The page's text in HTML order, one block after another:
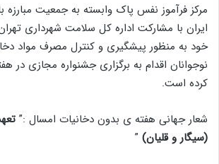
مرکز فرآموز نفس پاک وابسته به جمعیت مبارزه
ایران با مشارکت اداره کل سلامت شهرداری
خود به منظور پیشگیری و کنترل مصرف مواد
نوجوانان اقدام به برگزاری جشنواره مجازی در
کرده است.
شعار جهانی هفته ی بدون دخانیات امسال :”
(سیگار و قلیان) ”